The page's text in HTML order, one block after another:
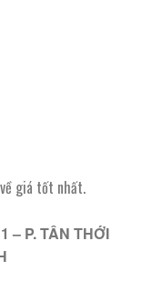
giá tốt nhất.
– P. TÂN THỚI